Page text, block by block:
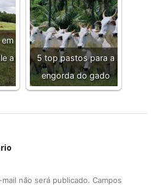
a
5 top pastos para a
engorda do gado
não será publicado. Campos